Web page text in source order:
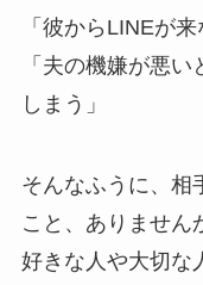
「彼からLINEが
「夫の機嫌が悪
しまう」
そんなふうに、相
こと、ありません
好きな人や大切な